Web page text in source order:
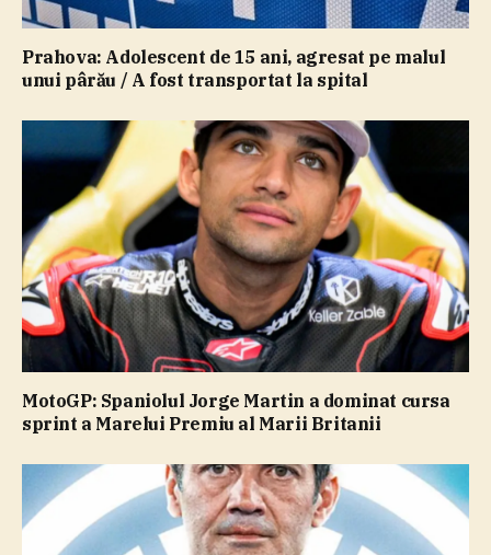
Prahova: Adolescent de 15 ani, agresat pe malul
unui pârău / A fost transportat la spital
MotoGP: Spaniolul Jorge Martin a dominat cursa
sprint a Marelui Premiu al Marii Britanii